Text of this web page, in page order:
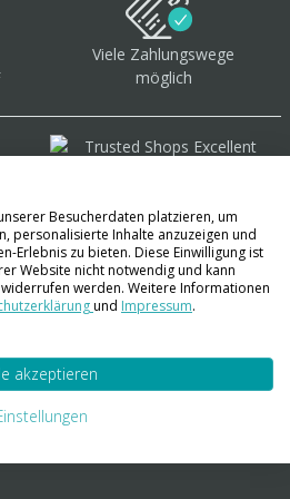
Viele Zahlungswege
möglich
Besucherdaten platzieren, um
personalisierte Inhalte anzuzeigen und
Erlebnis zu bieten. Diese Einwilligung ist
Website nicht notwendig und kann
werden. Weitere Informationen
und Impressum.
akzeptieren